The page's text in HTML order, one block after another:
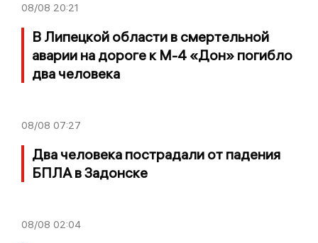
08/08 20:21
В Липецкой области в смертельной
аварии на дороге к М-4 «Дон» погибло
два человека
08/08 07:27
Два человека пострадали от падения
БПЛА в Задонске
08/08 02:04